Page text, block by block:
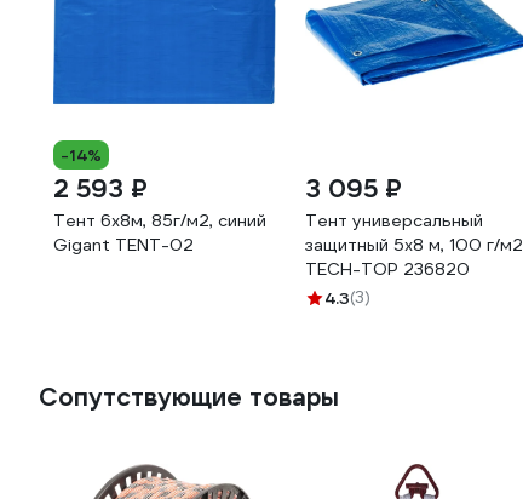
-14%
2 593 ₽
Тент 6х8м, 85г/м2, синий
Gigant TENT-02
3 095 ₽
Тент универсальный
защитный 5x8 м, 100 г/м2
TECH-TOP 236820
4.3(3)
Сопутствующие товары